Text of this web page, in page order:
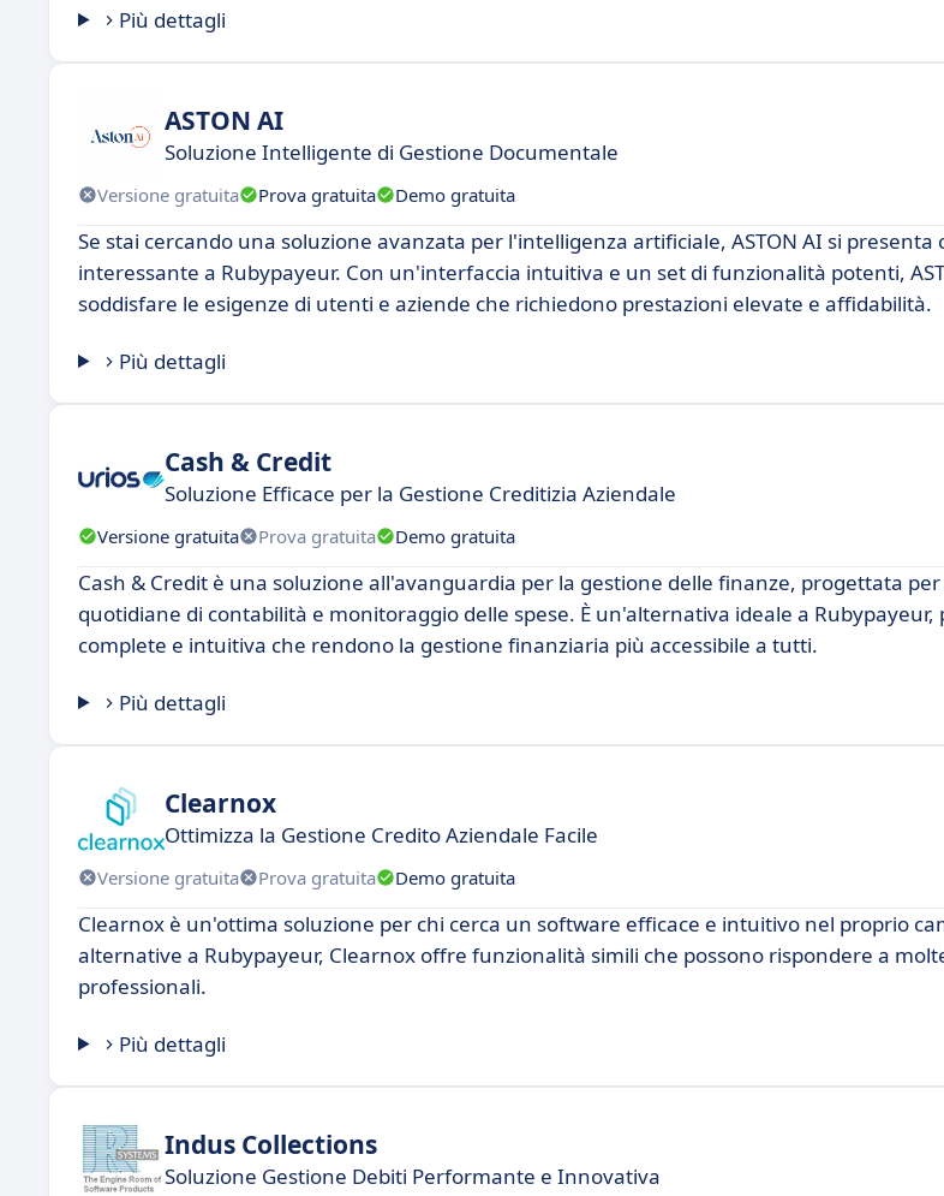
Più dettagli
ASTON AI
Soluzione Intelligente di Gestione Documentale
Versione gratuita Prova gratuita Demo gratuita
Se stai cercando una soluzione avanzata per l'intelligenza artificiale, ASTON AI si
interessante a Rubypayeur. Con un'interfaccia intuitiva e un set di funzionalità potenti,
soddisfare le esigenze di utenti e aziende che richiedono prestazioni elevate e affidabilità.
Più dettagli
Cash & Credit
Soluzione Efficace per la Gestione Creditizia Aziendale
Versione gratuita Prova gratuita Demo gratuita
Cash & Credit è una soluzione all'avanguardia per la gestione delle finanze, progettata
quotidiane di contabilità e monitoraggio delle spese. È un'alternativa ideale a
complete e intuitiva che rendono la gestione finanziaria più accessibile a tutti.
Più dettagli
Clearnox
Ottimizza la Gestione Credito Aziendale Facile
Versione gratuita Prova gratuita Demo gratuita
Clearnox è un'ottima soluzione per chi cerca un software efficace e intuitivo nel proprio
alternative a Rubypayeur, Clearnox offre funzionalità simili che possono rispondere a
professionali.
Più dettagli
Indus Collections
Soluzione Gestione Debiti Performante e Innovativa